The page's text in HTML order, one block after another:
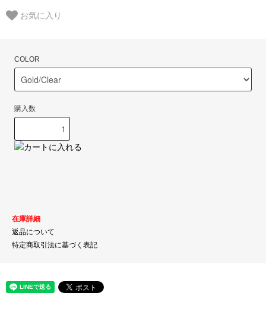
お気に入り
COLOR
購入数
在庫詳細
返品について
特定商取引法に基づく表記